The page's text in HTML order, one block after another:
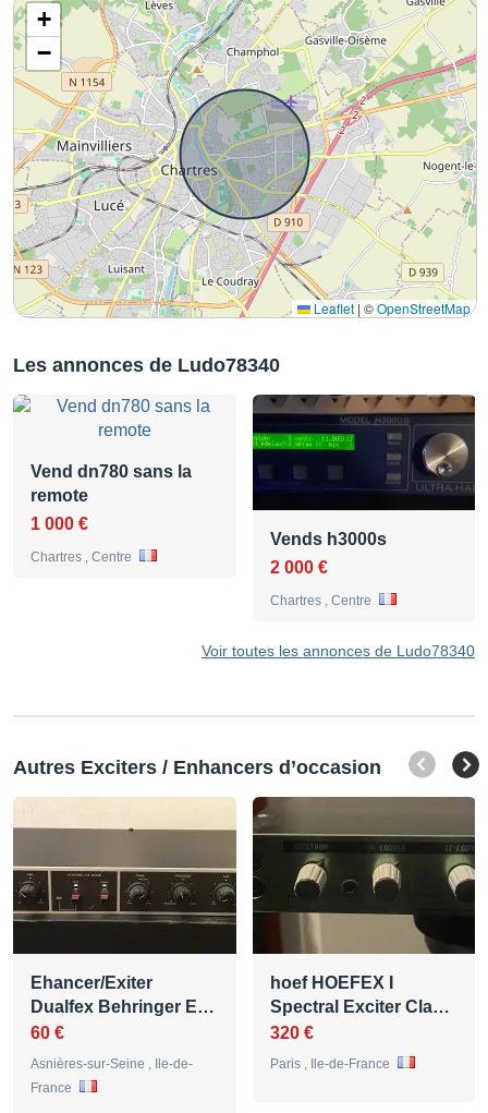
+
−
Leaflet | ©OpenStreetMap
Les annonces de Ludo78340
Vend dn780 sans la
remote
1 000 €
Chartres , Centre
Vends h3000s
2 000 €
Chartres , Centre
Voir toutes les annonces de Ludo78340
Autres Exciters / Enhancers d’occasion
Ehancer/Exiter
Dualfex Behringer E…
60 €
Asnières-sur-Seine , Ile-de-
France
hoef HOEFEX I
Spectral Exciter Cla…
320 €
Paris , Ile-de-France